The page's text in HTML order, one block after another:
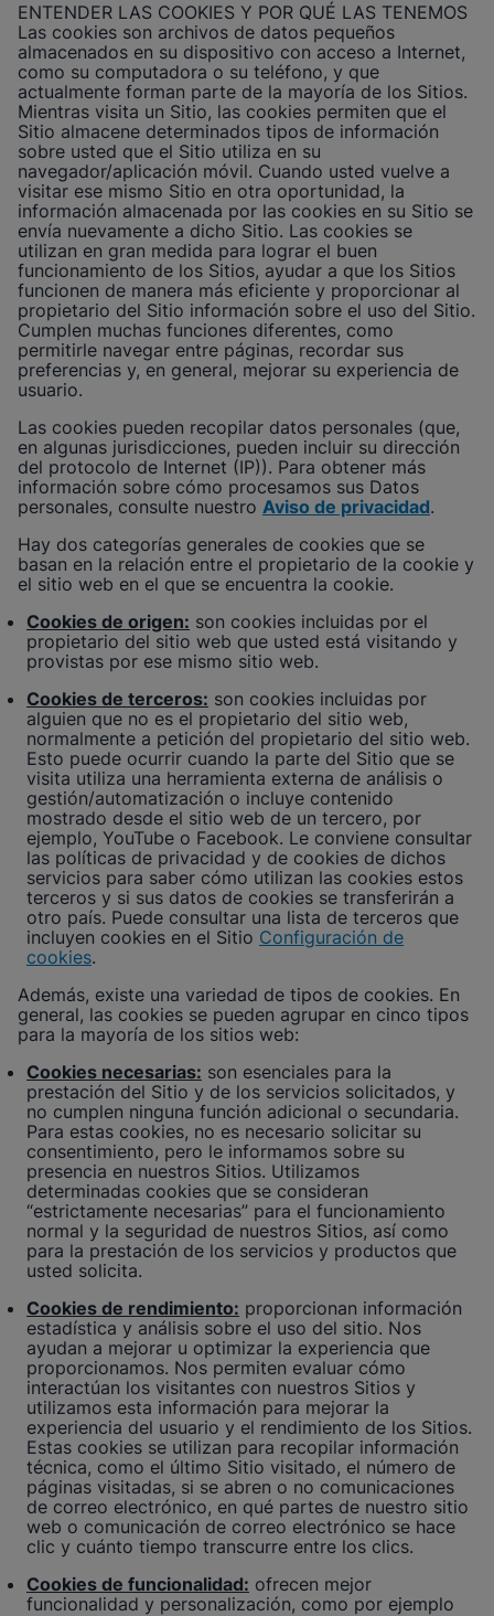
ENTENDER LAS COOKIES Y POR QUÉ LAS TENEMOS
Las cookies son archivos de datos pequeños
almacenados en su dispositivo con acceso a Internet,
como su computadora o su teléfono, y que
actualmente forman parte de la mayoría de los Sitios.
Mientras visita un Sitio, las cookies permiten que el
Sitio almacene determinados tipos de información
sobre usted que el Sitio utiliza en su
navegador/aplicación móvil. Cuando usted vuelve a
visitar ese mismo Sitio en otra oportunidad, la
información almacenada por las cookies en su Sitio se
envía nuevamente a dicho Sitio. Las cookies se
utilizan en gran medida para lograr el buen
funcionamiento de los Sitios, ayudar a que los Sitios
funcionen de manera más eficiente y proporcionar al
propietario del Sitio información sobre el uso del Sitio.
Cumplen muchas funciones diferentes, como
permitirle navegar entre páginas, recordar sus
preferencias y, en general, mejorar su experiencia de
usuario.
Las cookies pueden recopilar datos personales (que,
en algunas jurisdicciones, pueden incluir su dirección
del protocolo de Internet (IP)). Para obtener más
información sobre cómo procesamos sus Datos
personales, consulte nuestro Aviso de privacidad.
Hay dos categorías generales de cookies que se
basan en la relación entre el propietario de la cookie y
el sitio web en el que se encuentra la cookie.
Cookies de origen: son cookies incluidas por el
propietario del sitio web que usted está visitando y
provistas por ese mismo sitio web.
Cookies de terceros: son cookies incluidas por
alguien que no es el propietario del sitio web,
normalmente a petición del propietario del sitio web.
Esto puede ocurrir cuando la parte del Sitio que se
visita utiliza una herramienta externa de análisis o
gestión/automatización o incluye contenido
mostrado desde el sitio web de un tercero, por
ejemplo, YouTube o Facebook. Le conviene consultar
las políticas de privacidad y de cookies de dichos
servicios para saber cómo utilizan las cookies estos
terceros y si sus datos de cookies se transferirán a
otro país. Puede consultar una lista de terceros que
incluyen cookies en el Sitio Configuración de
cookies.
Además, existe una variedad de tipos de cookies. En
general, las cookies se pueden agrupar en cinco tipos
para la mayoría de los sitios web:
Cookies necesarias: son esenciales para la
prestación del Sitio y de los servicios solicitados, y
no cumplen ninguna función adicional o secundaria.
Para estas cookies, no es necesario solicitar su
consentimiento, pero le informamos sobre su
presencia en nuestros Sitios. Utilizamos
determinadas cookies que se consideran
“estrictamente necesarias” para el funcionamiento
normal y la seguridad de nuestros Sitios, así como
para la prestación de los servicios y productos que
usted solicita.
Cookies de rendimiento: proporcionan información
estadística y análisis sobre el uso del sitio. Nos
ayudan a mejorar u optimizar la experiencia que
proporcionamos. Nos permiten evaluar cómo
interactúan los visitantes con nuestros Sitios y
utilizamos esta información para mejorar la
experiencia del usuario y el rendimiento de los Sitios.
Estas cookies se utilizan para recopilar información
técnica, como el último Sitio visitado, el número de
páginas visitadas, si se abren o no comunicaciones
de correo electrónico, en qué partes de nuestro sitio
web o comunicación de correo electrónico se hace
clic y cuánto tiempo transcurre entre los clics.
Cookies de funcionalidad: ofrecen mejor
funcionalidad y personalización, como por ejemplo